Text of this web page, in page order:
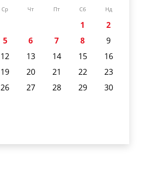
Ср Чт Пт Сб Нд
1
2
5 6 7 8
9
12 13 14 15
16
19 20 21 22
23
26 27 28 29
30